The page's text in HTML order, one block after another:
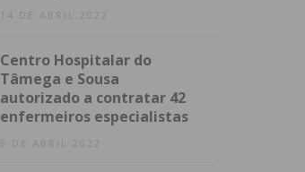
14 DE ABRIL 2022
Centro Hospitalar do
Tâmega e Sousa
autorizado a contratar 42
enfermeiros especialistas
8 DE ABRIL 2022